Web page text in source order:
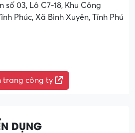
03, Lô C7-18, Khu Công
Phúc, Xã Bình Xuyên, Tỉnh Phú
trang công ty
DỤNG